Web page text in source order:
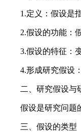
1.定义：假设是指
2.假设的功能：假
3.假设的特征：变
4.形成研究假设：
二、研究假设与
假设是研究问题的
三、假设的类型